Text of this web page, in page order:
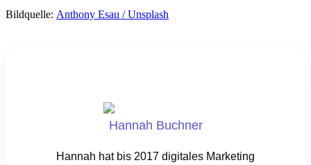
Bildquelle: Anthony Esau / Unsplash
Hannah Buchner
Hannah hat bis 2017 digitales Marketing